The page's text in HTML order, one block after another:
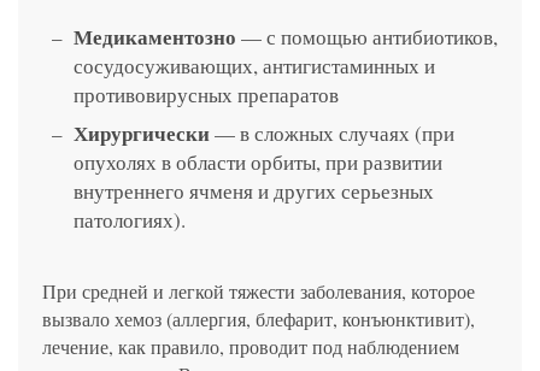
Медикаментозно — с помощью антибиотиков,
сосудосуживающих, антигистаминных и
противовирусных препаратов
Хирургически— в сложных случаях (при
опухолях в области орбиты, при развитии
внутреннего ячменя и других серьезных
патологиях).
При средней и легкой тяжести заболевания, которое
вызвало хемоз (аллергия, блефарит, конъюнктивит),
лечение, как правило, проводит под наблюдением